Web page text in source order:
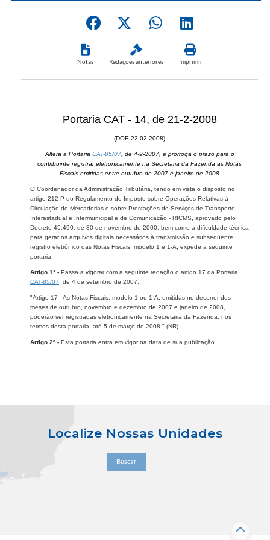
Notas Redações anteriores Imprimir
Portaria CAT - 14, de 21-2-2008
(DOE 22-02-2008)
Altera a Portaria CAT-85/07, de 4-9-2007, e prorroga o prazo para o
contribuinte registrar eletronicamente na Secretaria da Fazenda as Notas
Fiscais emitidas entre outubro de 2007 e janeiro de 2008
O Coordenador da Administração Tributária, tendo em vista o disposto no
artigo 212-P do Regulamento do Imposto sobre Operações Relativas à
Circulação de Mercadorias e sobre Prestações de Serviços de Transporte
Interestadual e Intermunicipal e de Comunicação - RICMS, aprovado pelo
Decreto 45.490, de 30 de novembro de 2000, bem como a dificuldade técnica
para gerar os arquivos digitais necessários à transmissão e subseqüente
registro eletrônico das Notas Fiscais, modelo 1 e 1-A, expede a seguinte
portaria:
Artigo 1° - Passa a vigorar com a seguinte redação o artigo 17 da Portaria
CAT-85/07 , de 4 de setembro de 2007:
"Artigo 17 - As Notas Fiscais, modelo 1 ou 1-A, emitidas no decorrer dos
meses de outubro, novembro e dezembro de 2007 e janeiro de 2008,
poderão ser registradas eletronicamente na Secretaria da Fazenda, nos
termos desta portaria, até 5 de março de 2008." (NR)
Artigo 2º - Esta portaria entra em vigor na data de sua publicação.
Localize Nossas Unidades
Buscar